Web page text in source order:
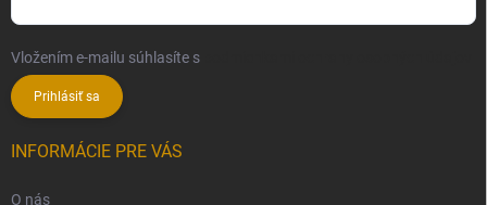
Vložením e-mailu súhlasíte s
Prihlásiť sa
INFORMÁCIE PRE VÁS
O nás